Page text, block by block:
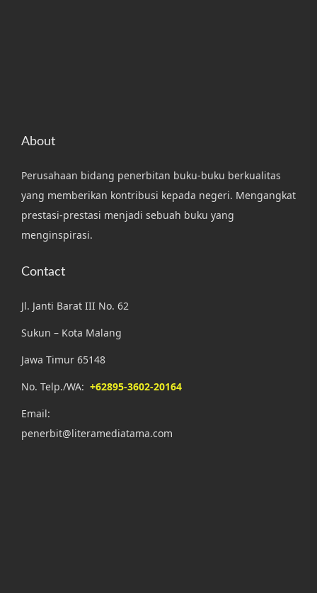
About
Perusahaan bidang penerbitan buku-buku berkualitas
yang memberikan kontribusi kepada negeri. Mengangkat
prestasi-prestasi menjadi sebuah buku yang
menginspirasi.
Contact
Jl. Janti Barat III No. 62
Sukun – Kota Malang
Jawa Timur 65148
No. Telp./WA: +62895-3602-20164
Email:
penerbit@literamediatama.com